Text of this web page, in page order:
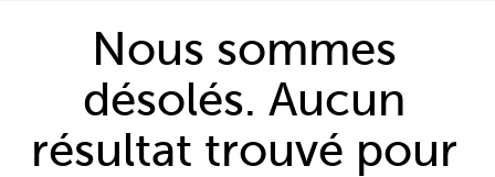
Nous sommes
désolés. Aucun
résultat trouvé pour